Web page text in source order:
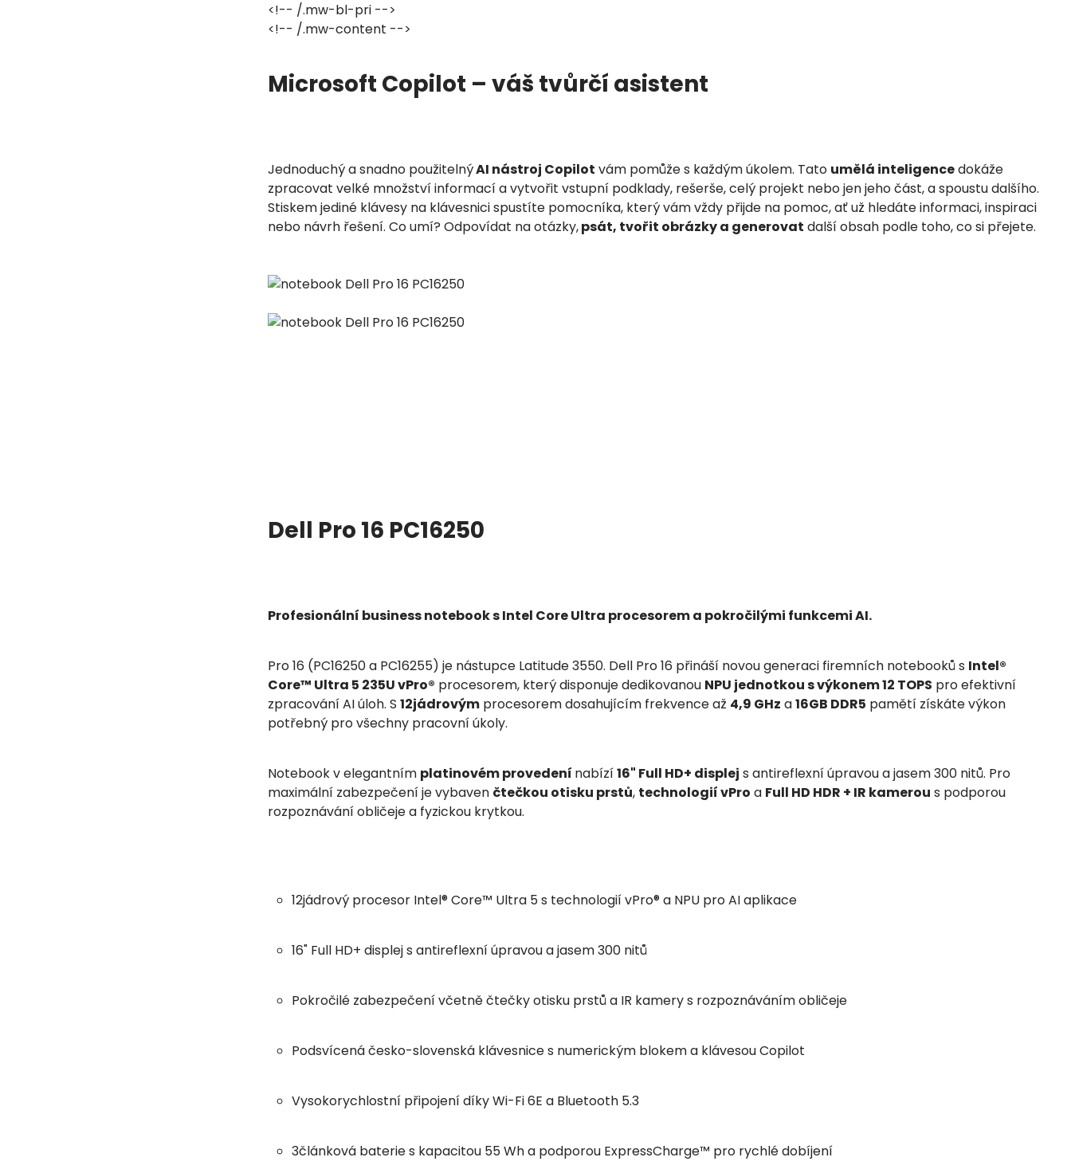
<!-- /.mw-bl-pri -->
<!-- /.mw-content -->
Microsoft Copilot – váš tvůrčí asistent
Jednoduchý a snadno použitelnýAI nástroj Copilot vám pomůže s každým úkolem. Tato umělá inteligencedokáže
zpracovat velké množství informací a vytvořit vstupní podklady, rešerše, celý projekt nebo jen jeho část, a spoustu dalšího.
Stiskem jediné klávesy na klávesnici spustíte pomocníka, který vám vždy přijde na pomoc, ať už hledáte informaci, inspiraci
nebo návrh řešení. Co umí? Odpovídat na otázky,psát, tvořit obrázky a generovat další obsah podle toho, co si přejete.
Dell Pro 16 PC16250
Profesionální business notebook s Intel Core Ultra procesorem a pokročilými funkcemi AI.
Pro 16 (PC16250 a PC16255) je nástupce Latitude 3550. Dell Pro 16 přináší novou generaci firemních notebooků s Intel®
Core™ Ultra 5 235U vPro® procesorem, který disponuje dedikovanou NPU jednotkou s výkonem 12 TOPS pro efektivní
zpracování AI úloh. S12jádrovým procesorem dosahujícím frekvence až 4,9 GHz a16GB DDR5 pamětí získáte výkon
potřebný pro všechny pracovní úkoly.
Notebook v elegantním platinovém provedení nabízí16" Full HD+ displej s antireflexní úpravou a jasem 300 nitů. Pro
maximální zabezpečení je vybaven čtečkou otisku prstů, technologií vPro a Full HD HDR + IR kamerou s podporou
rozpoznávání obličeje a fyzickou krytkou.
12jádrový procesor Intel® Core™ Ultra 5 s technologií vPro® a NPU pro AI aplikace
16" Full HD+ displej s antireflexní úpravou a jasem 300 nitů
Pokročilé zabezpečení včetně čtečky otisku prstů a IR kamery s rozpoznáváním obličeje
Podsvícená česko-slovenská klávesnice s numerickým blokem a klávesou Copilot
Vysokorychlostní připojení díky Wi-Fi 6E a Bluetooth 5.3
3článková baterie s kapacitou 55 Wh a podporou ExpressCharge™ pro rychlé dobíjení